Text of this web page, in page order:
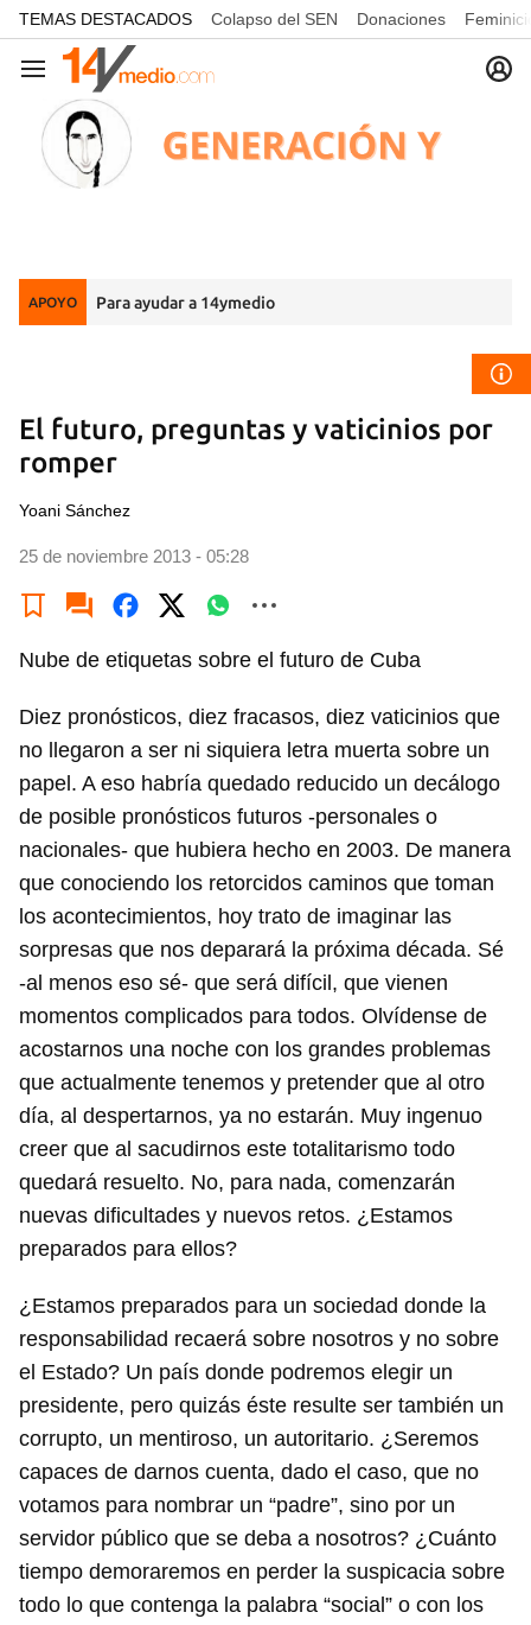
common.go-to-content
TEMAS DESTACADOS Colapso del SEN Donaciones
Navegación
APOYO Para ayudar a 14ymedio
El futuro, preguntas y vaticinios por
romper
Yoani Sánchez
25 de noviembre 2013 - 05:28
Nube de etiquetas sobre el futuro de Cuba
Diez pronósticos, diez fracasos, diez vaticinios que
no llegaron a ser ni siquiera letra muerta sobre un
papel. A eso habría quedado reducido un decálogo
de posible pronósticos futuros -personales o
nacionales- que hubiera hecho en 2003. De manera
que conociendo los retorcidos caminos que toman
los acontecimientos, hoy trato de imaginar las
sorpresas que nos deparará la próxima década. Sé
-al menos eso sé- que será difícil, que vienen
momentos complicados para todos. Olvídense de
acostarnos una noche con los grandes problemas
que actualmente tenemos y pretender que al otro
día, al despertarnos, ya no estarán. Muy ingenuo
creer que al sacudirnos este totalitarismo todo
quedará resuelto. No, para nada, comenzarán
nuevas dificultades y nuevos retos. ¿Estamos
preparados para ellos?
¿Estamos preparados para un sociedad donde la
responsabilidad recaerá sobre nosotros y no sobre
el Estado? Un país donde podremos elegir un
presidente, pero quizás éste resulte ser también un
corrupto, un mentiroso, un autoritario. ¿Seremos
capaces de darnos cuenta, dado el caso, que no
votamos para nombrar un “padre”, sino por un
servidor público que se deba a nosotros? ¿Cuánto
tiempo demoraremos en perder la suspicacia sobre
todo lo que contenga la palabra “social” o con los